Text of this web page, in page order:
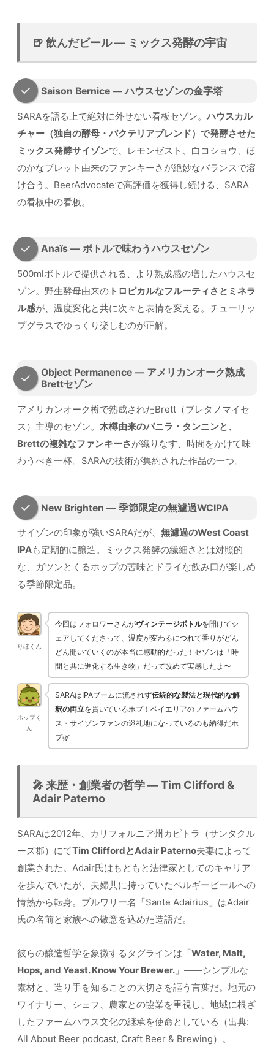
🍺 飲んだビール — ミックス発酵の宇宙
Saison Bernice — ハウスセゾンの金字塔
SARAを語る上で絶対に外せない看板セゾン。ハウスカル
チャー（独自の酵母・バクテリアブレンド）で発酵させた
ミックス発酵サイゾンで、レモンゼスト、白コショウ、ほ
のかなブレット由来のファンキーさが絶妙なバランスで溶
け合う。BeerAdvocateで高評価を獲得し続ける、SARA
の看板中の看板。
Anaïs — ボトルで味わうハウスセゾン
500mlボトルで提供される、より熟成感の増したハウスセ
ゾン。野生酵母由来の トロピカルなフルーティさとミネラ
ル感が、温度変化と共に次々と表情を変える。チューリッ
プグラスでゆっくり楽しむのが正解。
Object Permanence — アメリカンオーク熟成
Brettセゾン
アメリカンオーク樽で熟成されたBrett（ブレタノマイセ
ス）主導のセゾン。 木樽由来のバニラ・タンニンと、
Brettの複雑なファンキーさが織りなす、時間をかけて味
わうべき一杯。SARAの技術が集約された作品の一つ。
New Brighten — 季節限定の無濾過WCIPA
サイゾンの印象が強いSARAだが、 無濾過のWest Coast
IPAも定期的に醸造。ミックス発酵の繊細さとは対照的
な、ガツンとくるホップの苦味とドライな飲み口が楽しめ
る季節限定品。
りほくん
今回はフォロワーさんがヴィンテージボトルを開けてシ
ェアしてくださって、温度が変わるにつれて香りがどん
どん開いていくのが本当に感動的だった！セゾンは「時
間と共に進化する生き物」だって改めて実感したよ〜
ホップく
ん
SARAはIPAブームに流されず伝統的な製法と現代的な解
釈の両立を貫いているホプ！ベイエリアのファームハウ
ス・サイゾンファンの巡礼地になっているのも納得だホ
プ🌿
🎤 来歴・創業者の哲学 — Tim Clifford &
Adair Paterno
SARAは2012年、カリフォルニア州カピトラ（サンタクル
ーズ郡）にてTim CliffordとAdair Paterno夫妻によって
創業された。Adair氏はもともと法律家としてのキャリア
を歩んでいたが、夫婦共に持っていたベルギービールへの
情熱から転身。ブルワリー名「Sante Adairius」はAdair
氏の名前と家族への敬意を込めた造語だ。
彼らの醸造哲学を象徴するタグラインは「Water, Malt,
Hops, and Yeast. Know Your Brewer. 」——シンプルな
素材と、造り手を知ることの大切さを謳う言葉だ。地元の
ワイナリー、シェフ、農家との協業を重視し、地域に根ざ
したファームハウス文化の継承を使命としている（出典:
All About Beer podcast, Craft Beer & Brewing）。